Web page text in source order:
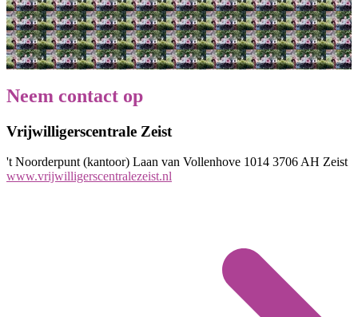
Neem contact op
Vrijwilligerscentrale Zeist
't Noorderpunt (kantoor) Laan van Vollenhove 1014 3706 AH Zeist
www.vrijwilligerscentralezeist.nl